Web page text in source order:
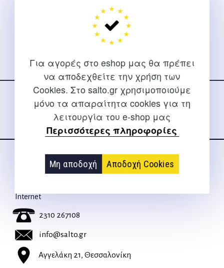
Για αγορές στο eshop μας θα πρέπει
να αποδεχθείτε την χρήση των
Cookies. Στο salto.gr χρησιμοποιούμε
μόνο τα απαραίτητα cookies για τη
λειτουργία του e-shop μας
Περισσότερες πληροφορίες
Μη αποδοχή Αποδοχή Cookies
Ακολουθήστε μας
στα social media
ΕΠΙΚΟΙΝΩΝΊΑ
Internet
2310 267108
info@salto.gr
Αγγελάκη 21, Θεσσαλονίκη